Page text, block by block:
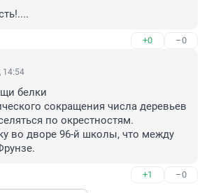
+0 –0
14:54
белки
сокращения числа деревьев
по окрестностям.
во дворе 96-й школы, что между
+1 –0